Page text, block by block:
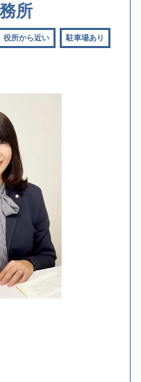
所
役所から近い 駐車場あり